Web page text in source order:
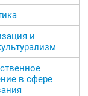
и
в сфере